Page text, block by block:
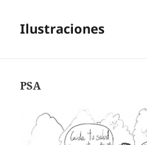
Ilustraciones
PSA